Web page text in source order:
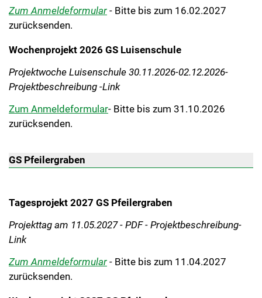
Zum Anmeldeformular - Bitte bis zum 16.02.2027
zurücksenden.
Wochenprojekt 2026 GS Luisenschule
Projektwoche Luisenschule 30.11.2026-02.12.2026-
Projektbeschreibung -Link
Zum Anmeldeformular- Bitte bis zum 31.10.2026
zurücksenden.
GS Pfeilergraben
Tagesprojekt 2027 GS Pfeilergraben
Projekttag am 11.05.2027 - PDF - Projektbeschreibung-
Link
Zum Anmeldeformular - Bitte bis zum 11.04.2027
zurücksenden.